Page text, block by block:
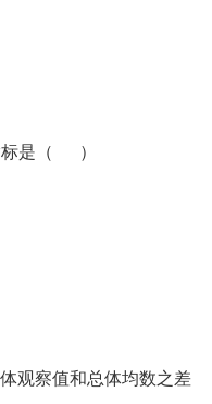
标是（ ）
观察值和总体均数之差